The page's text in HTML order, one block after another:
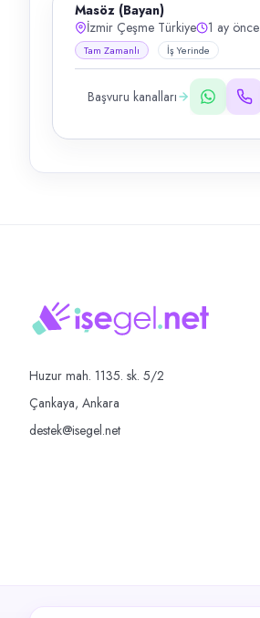
Masöz (Bayan)
İzmir Çeşme Türkiye
1 ay önce
Tam Zamanlı İş Yerinde
Başvuru kanalları
Huzur mah. 1135. sk. 5/2
Çankaya, Ankara
destek@isegel.net